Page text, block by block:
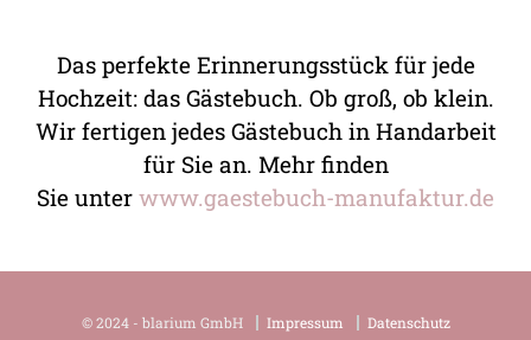
Das perfekte Erinnerungsstück für jede
Hochzeit: das Gästebuch. Ob groß, ob klein.
Wir fertigen jedes Gästebuch in Handarbeit
für Sie an. Mehr finden
Sie unter www.gaestebuch-manufaktur.de
© 2024 - blarium GmbH Impressum Datenschutz